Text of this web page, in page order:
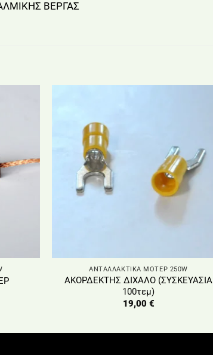
ΒΕΡΓΑΣ
ΑΝΤΑΛΛΑΚΤΙΚΑ ΜΟΤΕΡ 250W
ΑΚΟΡΔΕΚΤΗΣ ΔΙΧΑΛΟ (ΣΥΣΚΕΥΑΣΙΑ
100τεμ)
19,00 €